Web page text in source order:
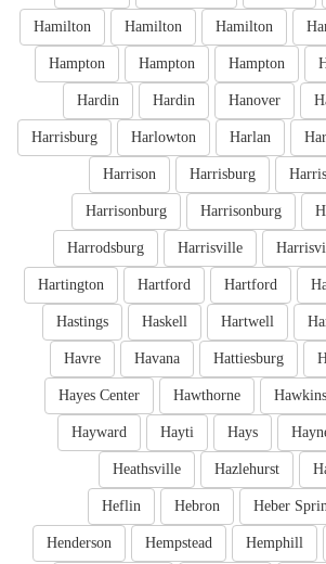
Hamilton
Hamilton
Hamilton
Hampton
Hampton
Hampton
Hanover
Hardin
Hardin
Harlan
Harlowton
Harrisburg
Harrisburg
Harrison
Harrisonburg
Harrisonburg
Harrisville
Harrodsburg
Hartford
Hartford
Hartington
Hartwell
Haskell
Hastings
Hattiesburg
Havana
Havre
Hawthorne
Hayes Center
Hays
Hayti
Hayward
Hazlehurst
Heathsville
Heber
Hebron
Heflin
Hemphill
Hempstead
Henderson